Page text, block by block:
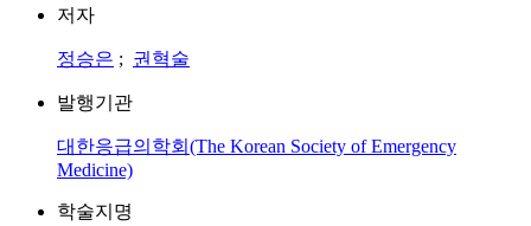
저자
정승은 ; 권혁술
발행기관
대한응급의학회(The Korean Society of Emergency
Medicine)
학술지명